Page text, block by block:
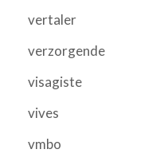
vertaler
verzorgende
visagiste
vives
vmbo